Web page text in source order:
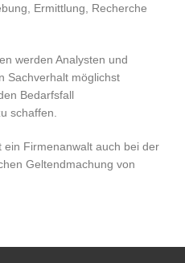
Ermittlung, Recherche
werden Analysten und
Sachverhalt möglichst
Bedarfsfall
schaffen.
Firmenanwalt auch bei der
Geltendmachung von